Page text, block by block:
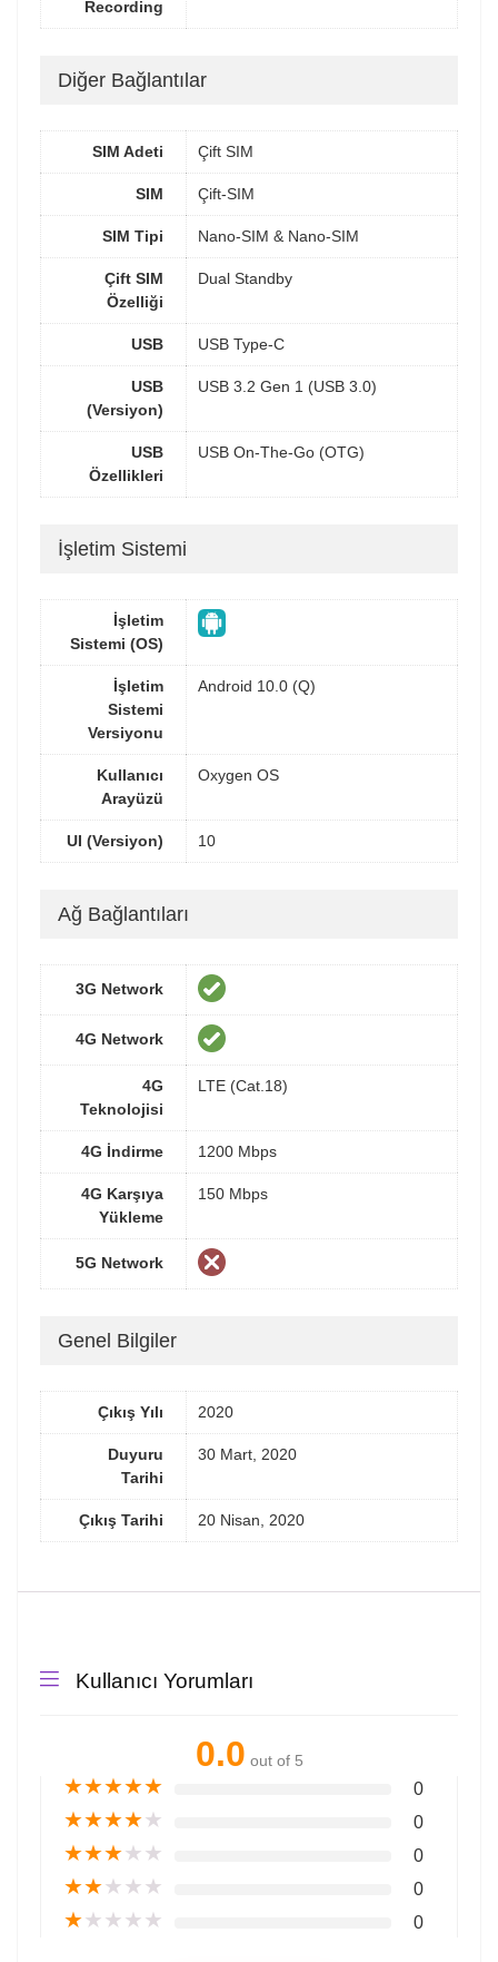
Recording
Diğer Bağlantılar
SIM Adeti Çift SIM
SIM Çift-SIM
SIM Tipi Nano-SIM & Nano-SIM
Çift SIM
Özelliği
Dual Standby
USB USB Type-C
USB
(Versiyon)
USB 3.2 Gen 1 (USB 3.0)
USB
Özellikleri
USB On-The-Go (OTG)
İşletim Sistemi
İşletim
Sistemi (OS)
İşletim
Sistemi
Versiyonu
Android 10.0 (Q)
Kullanıcı
Arayüzü
Oxygen OS
UI (Versiyon) 10
Ağ Bağlantıları
3G Network
4G Network
4G
Teknolojisi
LTE (Cat.18)
4G İndirme 1200 Mbps
4G Karşıya
Yükleme
150 Mbps
5G Network
Genel Bilgiler
Çıkış Yılı 2020
Duyuru
Tarihi
30 Mart, 2020
Çıkış Tarihi 20 Nisan, 2020
Kullanıcı Yorumları
0.0 out of 5
★★★★★ 0
★★★★★ 0
★★★★★ 0
★★★★★ 0
★★★★★ 0